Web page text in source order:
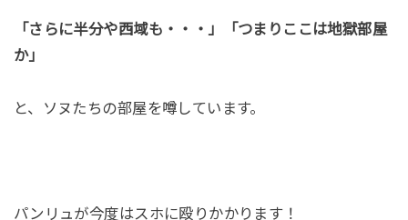
「さらに半分や西域も・・・」「つまりここは地獄部屋
か」
と、ソヌたちの部屋を噂しています。
パンリュが今度はスホに殴りかかります！